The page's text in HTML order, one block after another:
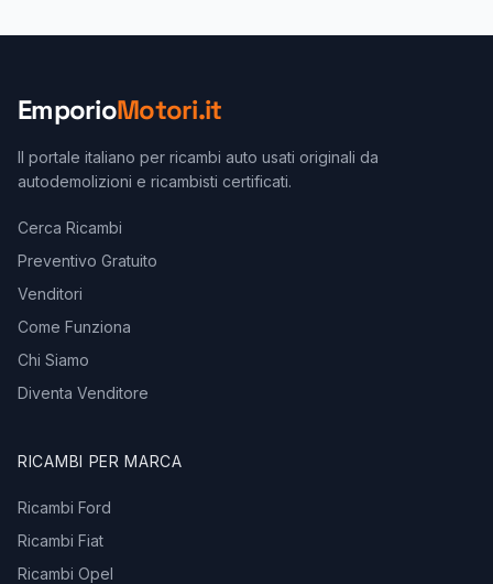
EmporioMotori.it
Il portale italiano per ricambi auto usati originali da
autodemolizioni e ricambisti certificati.
Cerca Ricambi
Preventivo Gratuito
Venditori
Come Funziona
Chi Siamo
Diventa Venditore
RICAMBI PER MARCA
Ricambi Ford
Ricambi Fiat
Ricambi Opel